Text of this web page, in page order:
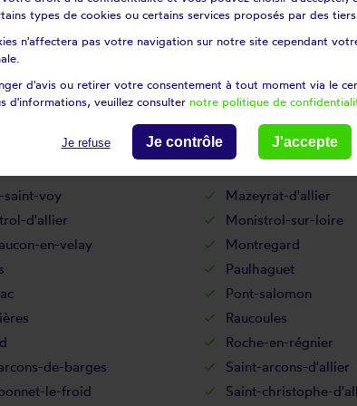
Laussonne
chilhac Lavoûte-sur-loire
Le Puy-en-Velay
Les estables
Lorlanges
saint-voy Mazeyrat-d'allier
d'allier Monistrol-sur-loire
en-velay Montregard
Paulhaguet
Pont-salomon
Raucoules
Roche-en-régnier
de-barges Saint-arcons-d'allier
le-froid Saint-christophe-
types de cookies ou certains services proposés par des tiers.
n'affectera pas votre navigation sur notre site cependant
d'avis ou retirer votre consentement à tout moment via le
d'informations, veuillez consulter notre politique de
Je refuse Je contrôle J'accepte